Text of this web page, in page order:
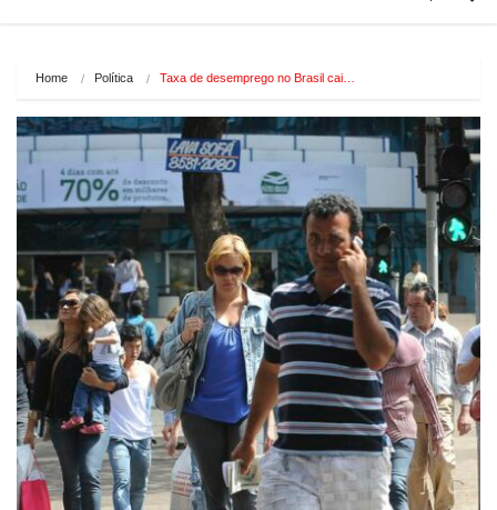
Home Política Taxa de desemprego no Brasil cai…